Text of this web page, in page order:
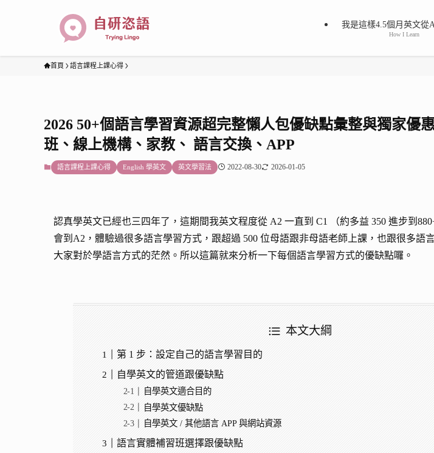
我是這樣4.5個月英文從
How I Learn
首頁 語言課程上課心得
2026 50+個語言學習資源超完整懶人包優缺點彙整與獨家優
班、線上機構、家教、 語言交換、APP
語言課程上課心得 English 學英文 英文學習法 2022-08-30 2026-01-05
認真學英文已經也三四年了，這期間我英文程度從 A2 一直到 C1 （約多益 350 進步到
會到A2，體驗過很多語言學習方式，跟超過 500 位母語跟非母語老師上課，也跟很多語
大家對於學語言方式的茫然。所以這篇就來分析一下每個語言學習方式的優缺點囉。
本文大綱
第 1 步：設定自己的語言學習目的
自學英文的管道跟優缺點
自學英文適合目的
自學英文優缺點
自學英文 / 其他語言 APP 與網站資源
語言實體補習班選擇跟優缺點